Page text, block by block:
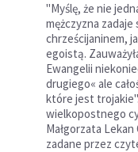
"Myślę, że nie
mężczyzna
chrześcijaninem,
egoistą.
Ewangelii
drugiego« ale
które jest
wielkopostnego
Małgorzata
zadane przez